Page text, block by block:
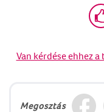
Van kérdése ehhez a
Megosztás